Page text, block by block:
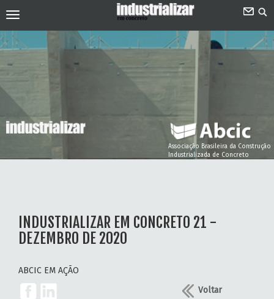
Associação Brasileira da Construção
Industrializada de Concreto
INDUSTRIALIZAR EM CONCRETO 21 -
DEZEMBRO DE 2020
ABCIC EM AÇÃO
Voltar